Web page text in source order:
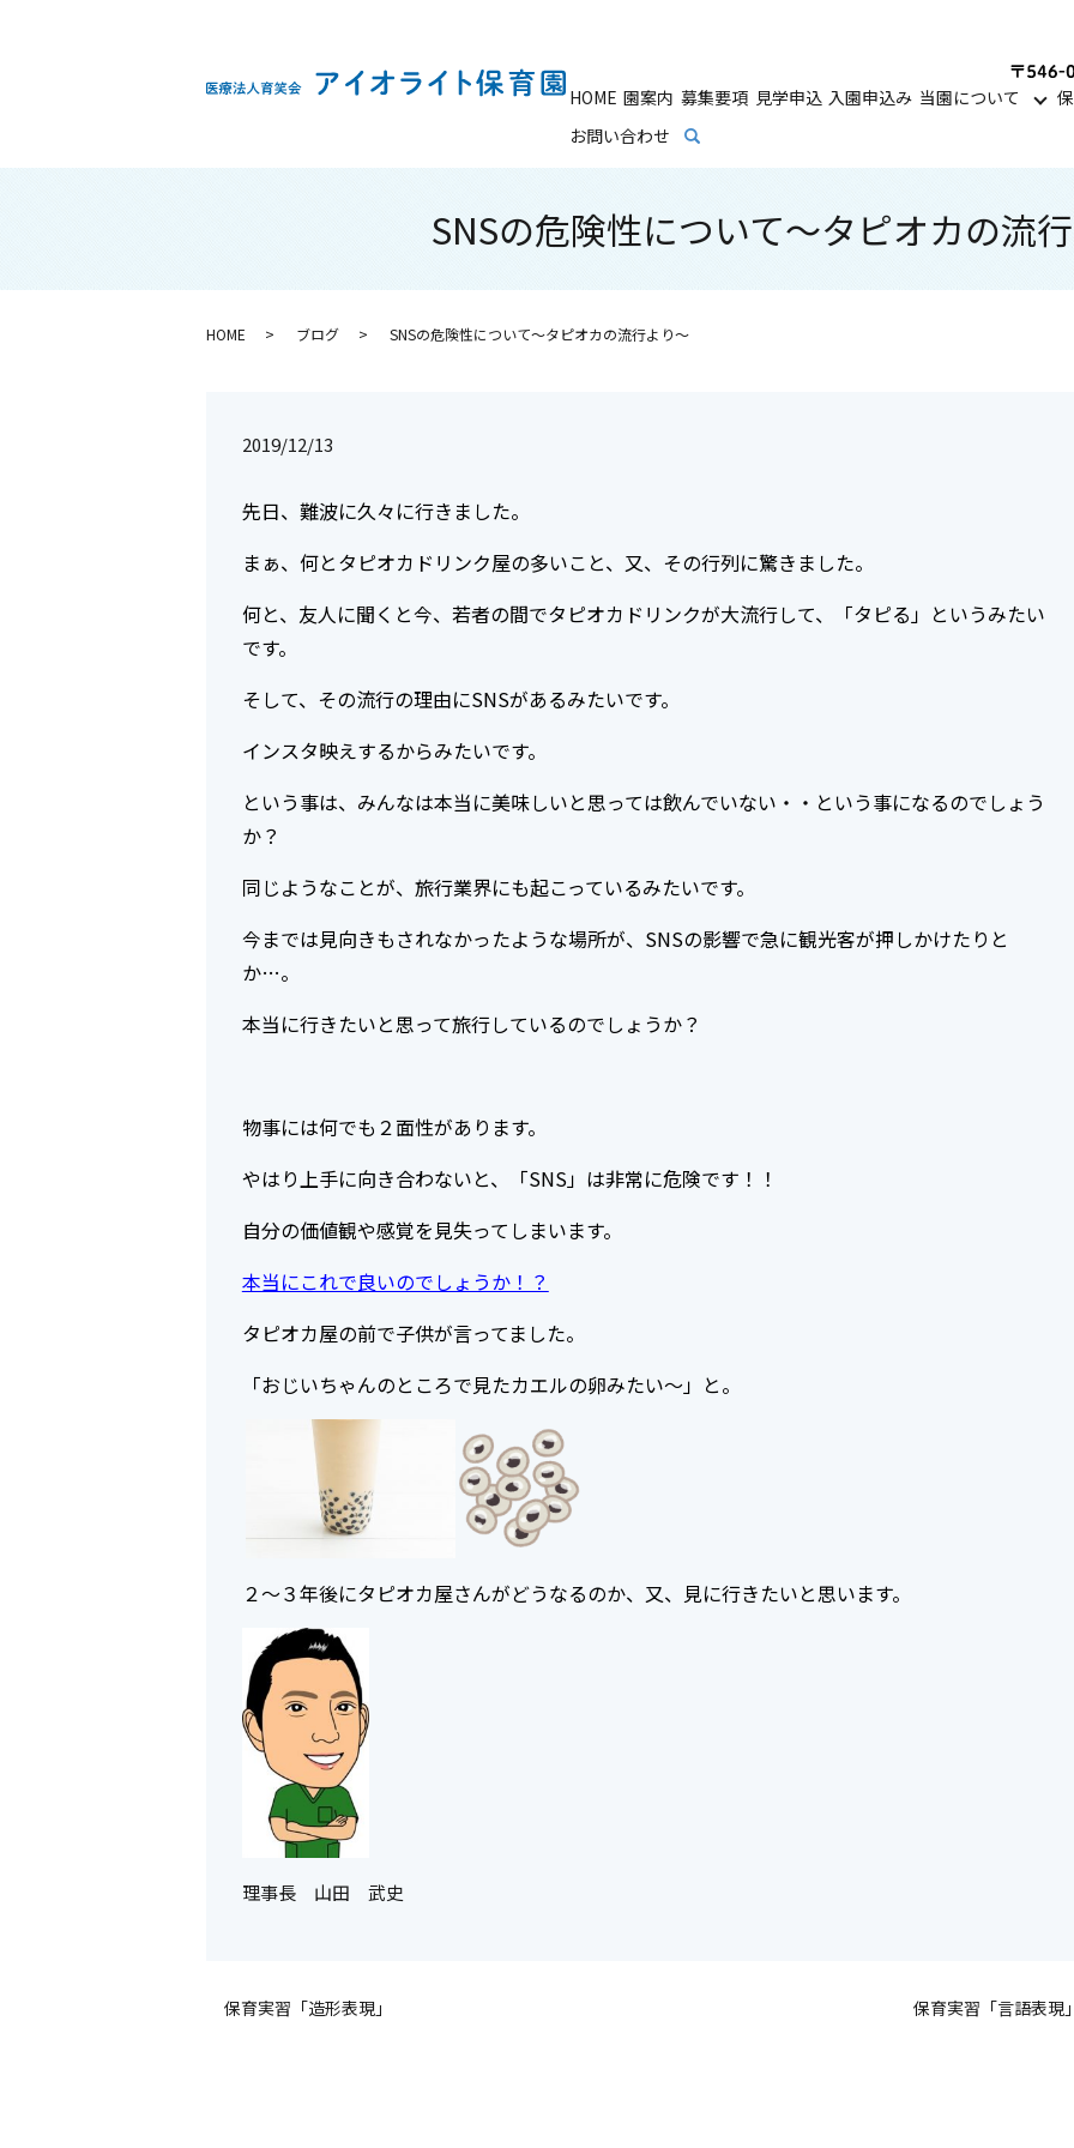
HOME 園案内 募集要項 見学申込 入園申込み 当園について
お問い合わせ
SNSの危険性について～タピオカの流
HOME ブログ SNSの危険性について～タピオカの流行より～
2019/12/13
先日、難波に久々に行きました。
まぁ、何とタピオカドリンク屋の多いこと、又、その行列に驚きました。
何と、友人に聞くと今、若者の間でタピオカドリンクが大流行して、「タピる」というみたい
です。
そして、その流行の理由にSNSがあるみたいです。
インスタ映えするからみたいです。
という事は、みんなは本当に美味しいと思っては飲んでいない・・という事になるのでしょう
か？
同じようなことが、旅行業界にも起こっているみたいです。
今までは見向きもされなかったような場所が、 SNSの影響で急に観光客が押しかけたりと
か…。
本当に行きたいと思って旅行しているのでしょうか？
物事には何でも２面性があります。
やはり上手に向き合わないと、「SNS」は非常に危険です！！
自分の価値観や感覚を見失ってしまいます。
本当にこれで良いのでしょうか！？
タピオカ屋の前で子供が言ってました。
「おじいちゃんのところで見たカエルの卵みたい～」と。
２～３年後にタピオカ屋さんがどうなるのか、又、見に行きたいと思います。
理事長 山田 武史
保育実習「造形表現」 保育実習「言語表現